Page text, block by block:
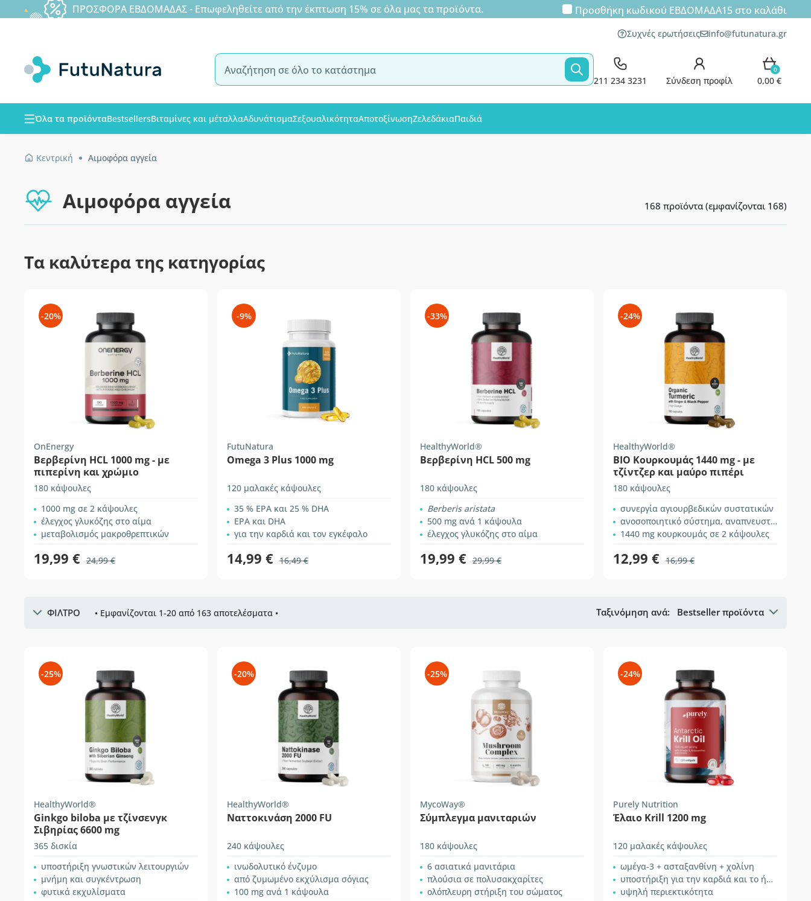
ΠΡΟΣΦΟΡΑ ΕΒΔΟΜΑΔΑΣ - Επωφεληθείτε από την έκπτωση 15% σε όλα μας τα προϊόντα. Προσθήκη κωδικού ΕΒΔΟΜΑΔΑ15στο καλάθι
Συχνές ερωτήσεις info@futunatura.gr
211 234 3231 Σύνδεση προφίλ
0
0,00 €
Όλα τα προϊόνταBestsellersΒιταμίνες και μέταλλαΑδυνάτισμαΣεξουαλικότηταΑποτοξίνωσηΖελεδάκιαΠαιδιά
Κεντρική Αιμοφόρα αγγεία
Αιμοφόρα αγγεία 168 προϊόντα (εμφανίζονται 168)
Τα καλύτερα της κατηγορίας
-20%
OnEnergy
Βερβερίνη HCL 1000 mg - με
πιπερίνη και χρώμιο
180 κάψουλες
1000 mg σε 2 κάψουλες
έλεγχος γλυκόζης στο αίμα
μεταβολισμός μακροθρεπτικών
19,99 € 24,99 €
-9%
FutuNatura
Omega 3 Plus 1000 mg
120 μαλακές κάψουλες
35 % ΕPA και 25 % DHA
ΕPA και DHA
για την καρδιά και τον εγκέφαλο
14,99 € 16,49 €
-33%
HealthyWorld®
Βερβερίνη HCL 500 mg
180 κάψουλες
Berberis aristata
500 mg ανά 1 κάψουλα
έλεγχος γλυκόζης στο αίμα
19,99 € 29,99 €
-24%
HealthyWorld®
BIO Κουρκουμάς 1440 mg - με
τζίντζερ και μαύρο πιπέρι
180 κάψουλες
συνεργία αγιουρβεδικών συστατικών
ανοσοποιητικό σύστημα, αναπνευστικό σύστημα, κυκλοφορικό σύστημα
1440 mg κουρκουμάς σε 2 κάψουλες
12,99 € 16,99 €
ΦΙΛΤΡΟ • Εμφανίζονται 1-20 από 163 αποτελέσματα • Ταξινόμηση ανά: Bestseller προϊόντα
-25%
HealthyWorld®
Ginkgo biloba με τζίνσενγκ
Σιβηρίας 6600 mg
365 δισκία
υποστήριξη γνωστικών λειτουργιών
μνήμη και συγκέντρωση
φυτικά εκχυλίσματα
-20%
HealthyWorld®
Ναττοκινάση 2000 FU
240 κάψουλες
ινωδολυτικό ένζυμο
από ζυμωμένο εκχύλισμα σόγιας
100 mg ανά 1 κάψουλα
-25%
MycoWay®
Σύμπλεγμα μανιταριών
180 κάψουλες
6 ασιατικά μανιτάρια
πλούσια σε πολυσακχαρίτες
ολόπλευρη στήριξη του σώματος
-24%
Purely Nutrition
Έλαιο Krill 1200 mg
120 μαλακές κάψουλες
ωμέγα-3 + ασταξανθίνη + χολίνη
υποστήριξη για την καρδιά και το ήπαρ
υψηλή περιεκτικότητα